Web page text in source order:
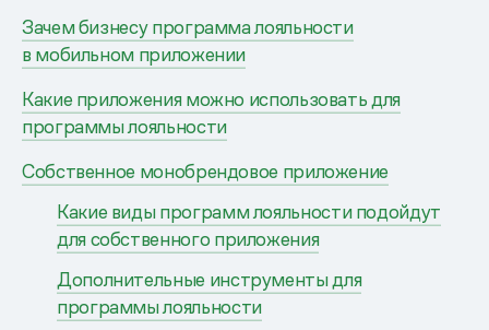
Зачем бизнесу программа лояльности
в мобильном приложении
Какие приложения можно использовать для
программы лояльности
Собственное монобрендовое приложение
Какие виды программ лояльности подойдут
для собственного приложения
Дополнительные инструменты для
программы лояльности